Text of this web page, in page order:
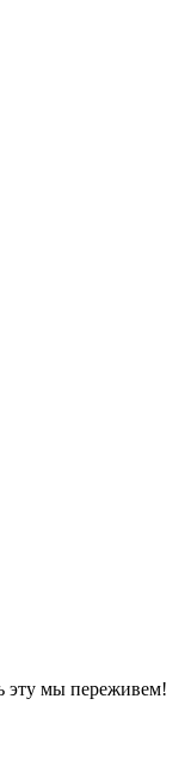
эту мы переживем!